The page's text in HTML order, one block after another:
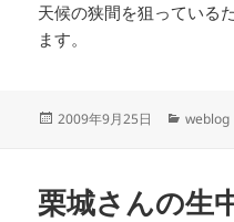
天候の狭間を狙っている
ます。
投
2009年9月25日
カ
ー
weblog
栗城さんの生